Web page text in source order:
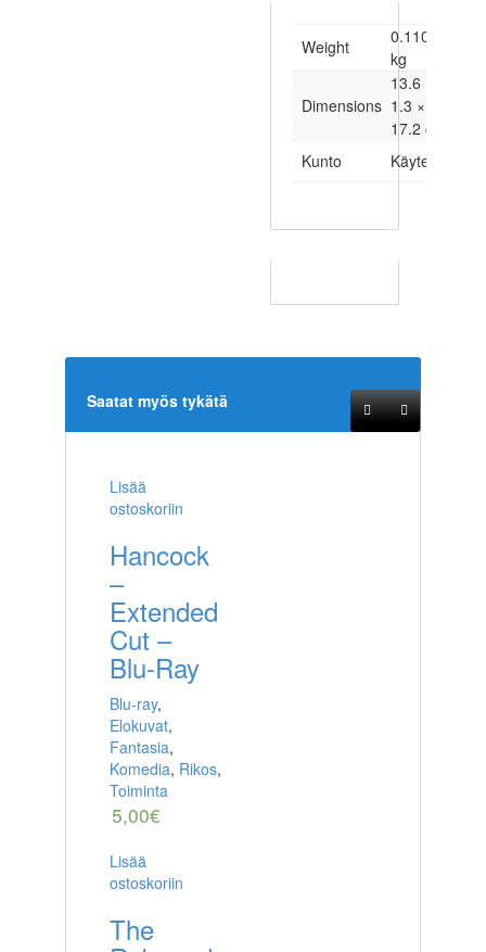
Weight
0.110
kg
Dimensions
13.6 ×
1.3 ×
17.2 cm
Kunto
Käytetty
Saatat myös tykätä
Lisää
ostoskoriin
Hancock
–
Extended
Cut –
Blu-Ray
Blu-ray,
Elokuvat,
Fantasia,
Komedia, Rikos,
Toiminta
5,00€
Lisää
ostoskoriin
The